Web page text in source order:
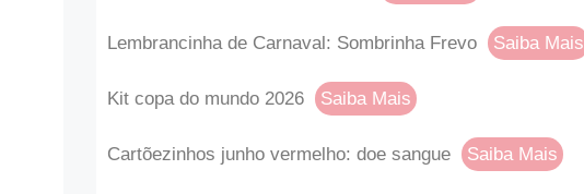
Lembrancinha de Carnaval: Sombrinha Frevo Saiba Mais
Kit copa do mundo 2026 Saiba Mais
Cartõezinhos junho vermelho: doe sangue Saiba Mais